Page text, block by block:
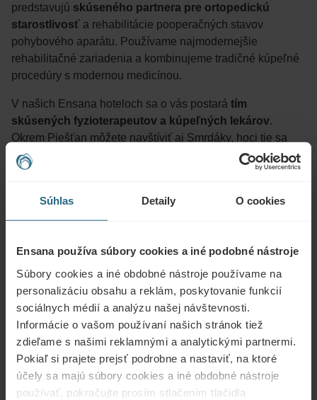
Súhlas Detaily O cookies
Ensana používa súbory cookies a iné podobné nástroje
Súbory cookies a iné obdobné nástroje používame na
personalizáciu obsahu a reklám, poskytovanie funkcií
sociálnych médií a analýzu našej návštevnosti.
Informácie o vašom používaní našich stránok tiež
zdieľame s našimi reklamnými a analytickými partnermi.
Pokiaľ si prajete prejsť podrobne a nastaviť, na ktoré
účely sa majú súbory cookies a iné obdobné nástroje
používať, pokračujte prosím stlačením tlačidla
predstavujú skúseného partnera pre ortopedickú
starostlivosť a rehabilitácie pooperačných stavov
pohybového aparátu. Používame najmodernejšie
rehabilitačné zariadenia a kombinujeme tradičné kúpeľné
procedúry s modernou medicínou.
V našich Ensana hoteloch sa o vás postará tím
skúsených fyzioterapeutov a kúpeľných lekárov.
Okrem Piešťan môžete navštíviť aj Smrdáky, hoci tie sa
špecializujú skôr na liečbu kožných ochorení. Mimo siete
Ensana Health Spa Hotels sú ďalšími kúpeľmi
Teplice či Dudince.
pokojné prostredie akomplexná starostlivosťpod
dohľadom odborníkov. Samozrejmosťou je
individuálny
prístup a liečebný plán na mieru
, ktorý zohľadňuje
špecifické nároky a potreby každého pacienta.
Plánujete rehabilitáciu po výmene kolenného kĺbu?
Kontaktujte nás a spoločne nájdeme optimálny program
pre vaše potreby.
Zistite viac o rehabilitačných pobytoch Ensana